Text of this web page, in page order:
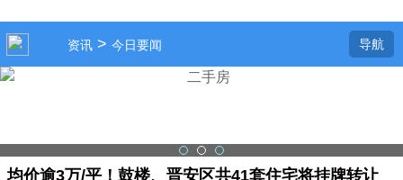
资讯 > 今日要闻 导航
均价逾3万/平！鼓楼、晋安区共41套住宅将挂牌转让